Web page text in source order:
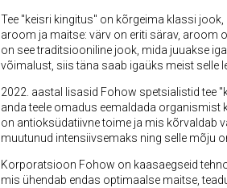
Tee "keisri kingitus" on kõrgeima klassi jook,
aroom ja maitse: värv on eriti särav, aroom
on see traditsiooniline jook, mida juuakse
võimalust, siis täna saab igaüks meist selle
2022. aastal lisasid Fohow spetsialistid tee
anda teele omadus eemaldada organismist
on antioksüdatiivne toime ja mis kõrvaldab
muutunud intensiivsemaks ning selle mõju
Korporatsioon Fohow on kaasaegseid
mis ühendab endas optimaalse maitse,